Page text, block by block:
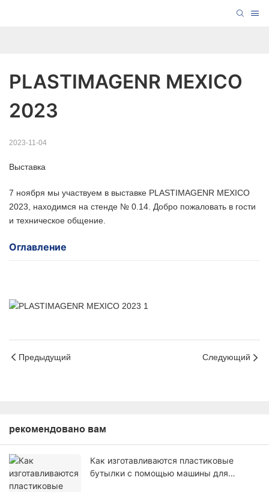
PLASTIMAGENR MEXICO
2023
2023-11-04
Выставка
7 ноября мы участвуем в выставке PLASTIMAGENR MEXICO
2023, находимся на стенде № 0.14. Добро пожаловать в гости
и техническое общение.
Оглавление
Предыдущий Следующий
рекомендовано вам
Как изготавливаются пластиковые
бутылки с помощью машины для